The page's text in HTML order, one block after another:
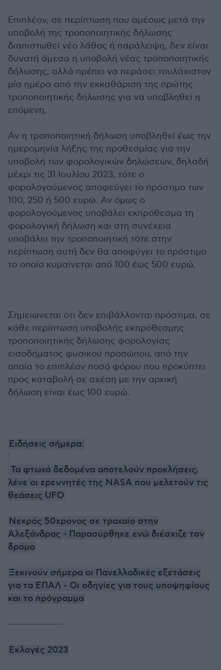
Επιπλέον, σε περίπτωση που αμέσως μετά την
υποβολή της τροποποιητικής δήλωσης
διαπιστωθεί νέο λάθος ή παράλειψη, δεν είναι
δυνατή άμεσα η υποβολή νέας τροποποιητικής
δήλωσης, αλλά πρέπει να περάσει τουλάχιστον
μία ημέρα από την εκκαθάριση της πρώτης
τροποποιητικής δήλωσης για να υποβληθεί η
επόμενη.
Αν η τροποποιητική δήλωση υποβληθεί έως την
ημερομηνία λήξης της προθεσμίας για την
υποβολή των φορολογικών δηλώσεων, δηλαδή
μέχρι τις 31 Ιουλίου 2023, τότε ο
φορολογούμενος αποφεύγει το πρόστιμο των
100, 250 ή 500 ευρώ. Αν όμως ο
φορολογούμενος υποβάλει εκπρόθεσμα τη
φορολογική δήλωση και στη συνέχεια
υποβάλει την τροποποιητική τότε στην
περίπτωση αυτή δεν θα αποφύγει το πρόστιμο
το οποίο κυμαίνεται από 100 έως 500 ευρώ.
Σημειώνεται ότι δεν επιβάλλονται πρόστιμα, σε
κάθε περίπτωση υποβολής εκπρόθεσμης
τροποποιητικής δήλωσης φορολογίας
εισοδήματος φυσικού προσώπου, από την
οποία το επιπλέον ποσό φόρου που προκύπτει
προς καταβολή σε σχέση με την αρχική
δήλωση είναι έως 100 ευρώ.
Ειδήσεις σήμερα:
Τα φτωχά δεδομένα αποτελούν προκλήσεις,
λένε οι ερευνητές της NASA που μελετούν τις
θεάσεις UFO
Νεκρός 50χρονος σε τροχαίο στην
Αλεξάνδρας - Παρασύρθηκε ενώ διέσχιζε τον
δρόμο
Ξεκινούν σήμερα οι Πανελλαδικές εξετάσεις
για τα ΕΠΑΛ - Οι οδηγίες για τους υποψηφίους
και το πρόγραμμα
----------------
Εκλογές 2023